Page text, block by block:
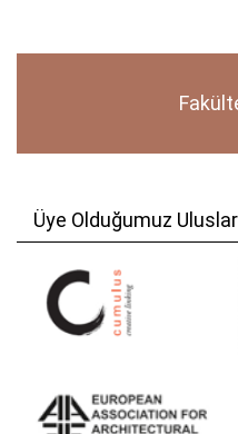
Üye Olduğumuz